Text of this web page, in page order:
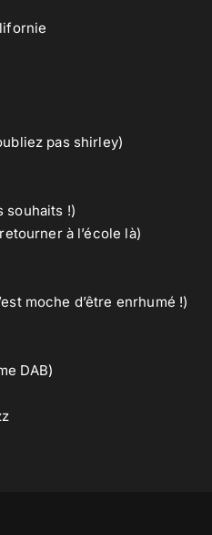
pas shirley)
souhaits !)
à l’école là)
moche d’être enrhumé !)
DAB)